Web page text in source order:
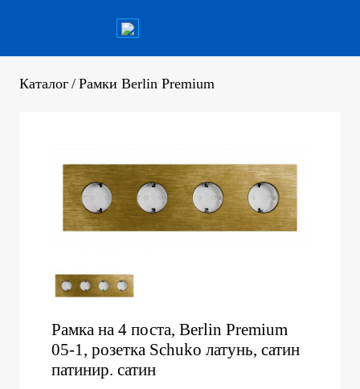
Каталог / Рамки Berlin Premium
Рамка на 4 поста, Berlin Premium
05-1, розетка Schuko латунь, сатин
патинир. сатин